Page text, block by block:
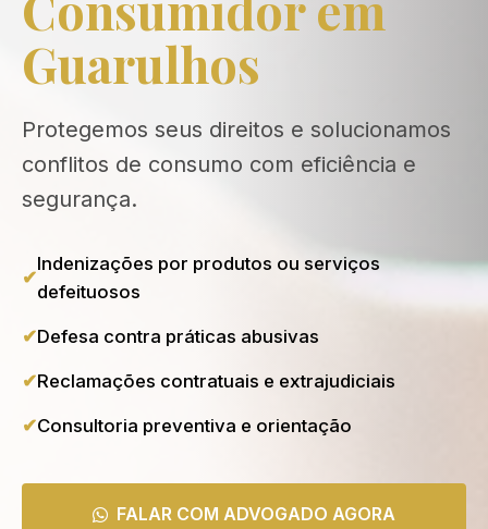
Guarulhos
Protegemos seus direitos e solucionamos
conflitos de consumo com eficiência e
segurança.
Indenizações por produtos ou serviços
defeituosos
Defesa contra práticas abusivas
Reclamações contratuais e extrajudiciais
Consultoria preventiva e orientação
FALAR COM ADVOGADO AGORA